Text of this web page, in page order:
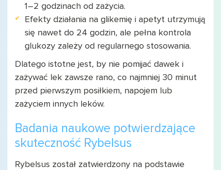
1–2 godzinach od zażycia.
Efekty działania na glikemię i apetyt utrzymują
się nawet do 24 godzin, ale pełna kontrola
glukozy zależy od regularnego stosowania.
Dlatego istotne jest, by nie pomijać dawek i
zażywać lek zawsze rano, co najmniej 30 minut
przed pierwszym posiłkiem, napojem lub
zażyciem innych leków.
Badania naukowe potwierdzające
skuteczność Rybelsus
Rybelsus został zatwierdzony na podstawie